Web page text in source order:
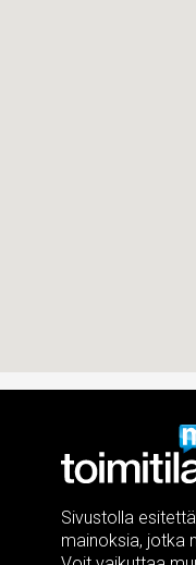
Sivustolla
mainoksia, jotka